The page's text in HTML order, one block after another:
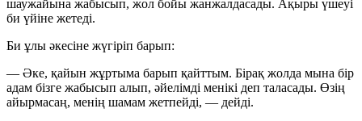
шаужайына жабысып, жол бойы жанжалдасады. Ақыры үшеуі
би үйіне жетеді.
Би ұлы әкесіне жүгіріп барып:
— Әке, қайын жұртыма барып қайттым. Бірақ жолда мына бір
адам бізге жабысып алып, әйелімді менікі деп таласады. Өзің
айырмасаң, менің шамам жетпейді, — дейді.